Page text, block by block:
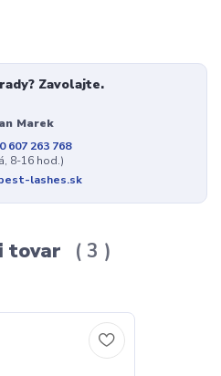
Zavolajte.
Marek
607 263 768
8-16 hod.)
lashes.sk
tovar 3